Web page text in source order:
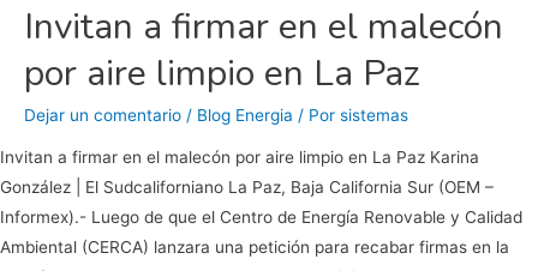
años
con
“mala
calidad
de
aire”,
revelan
Invitan a firmar en el malecón
por aire limpio en La Paz
Dejar un comentario / Blog Energia / Por sistemas
Invitan a firmar en el malecón por aire limpio en La Paz Karina
González | El Sudcaliforniano La Paz, Baja California Sur (OEM –
Informex).- Luego de que el Centro de Energía Renovable y Calidad
Ambiental (CERCA) lanzara una petición para recabar firmas en la